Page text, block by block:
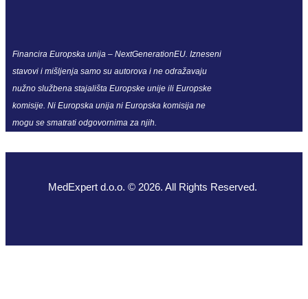
Financira Europska unija – NextGenerationEU. Izneseni
stavovi i mišljenja samo su autorova i ne odražavaju
nužno službena stajališta Europske unije ili Europske
komisije. Ni Europska unija ni Europska komisija ne
mogu se smatrati odgovornima za njih.
MedExpert d.o.o. © 2026. All Rights Reserved.